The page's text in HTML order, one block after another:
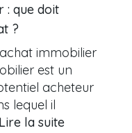
: que doit
?
immobilier
est un
acheteur
lequel il
Lire la suite